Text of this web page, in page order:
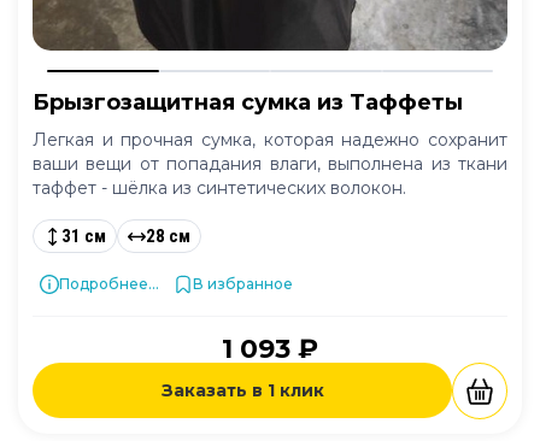
Брызгозащитная сумка из Таффеты
Легкая и прочная сумка, которая надежно сохранит
ваши вещи от попадания влаги, выполнена из ткани
таффет - шёлка из синтетических волокон.
31 см 28 см
Подробнее... В избранное
1 093 ₽
Заказать в 1 клик